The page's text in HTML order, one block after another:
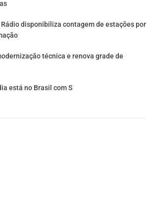
disponibiliza contagem de estações por
técnica e renova grade de
está no Brasil com S